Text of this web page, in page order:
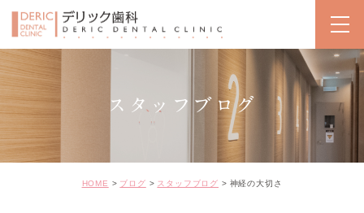
スタッフブログ
HOME ブログ スタッフブログ 神経の大切さ